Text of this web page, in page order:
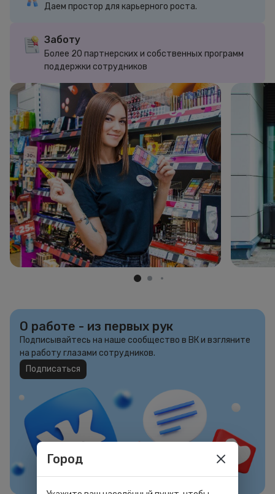
Даем простор для карьерного роста.
Заботу
Более 20 партнерских и собственных программ
поддержки сотрудников
О работе - из первых рук
Подписывайтесь на наше сообщество в ВК и взгляните
на работу глазами сотрудников.
Подписаться
Город